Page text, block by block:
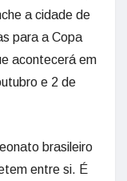
a cidade de
para a Copa
acontecerá em
e 2 de
brasileiro
entre si. É